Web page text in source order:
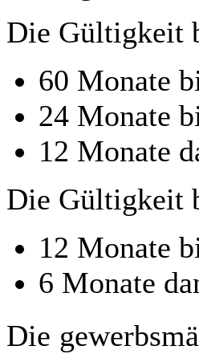
Die Gültigkeit
60 Monate
24 Monate
12 Monate
Die Gültigkeit
12 Monate
6 Monate
Die